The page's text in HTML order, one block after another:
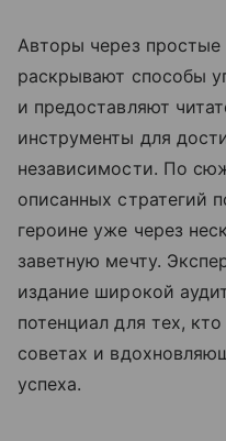
Авторы через
раскрывают способы
и предоставляют
инструменты для
независимости. По
описанных стратегий
героине уже через
заветную мечту.
издание широкой
потенциал для тех,
советах и
успеха.